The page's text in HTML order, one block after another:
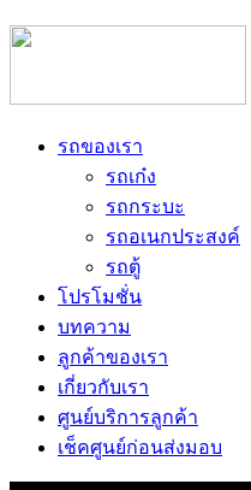
รถของเรา
รถเก๋ง
รถกระบะ
รถอเนกประสงค์
รถตู้
โปรโมชั่น
บทความ
ลูกค้าของเรา
เกี่ยวกับเรา
ศูนย์บริการลูกค้า
เช็คศูนย์ก่อนส่งมอบ